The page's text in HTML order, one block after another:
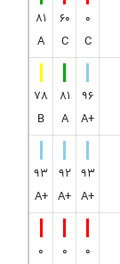
0
C
60
C
81
A
96
A+
81
A
78
B
93
A+
92
A+
93
A+
0
0
0